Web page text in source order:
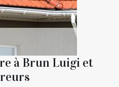
à Brun Luigi et